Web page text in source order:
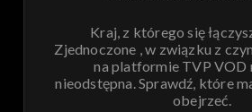
Kraj, z którego się
Zjednoczone , w związku z
na platformie TVP VOD
nieodstępna. Sprawdź, które
obejrzeć.